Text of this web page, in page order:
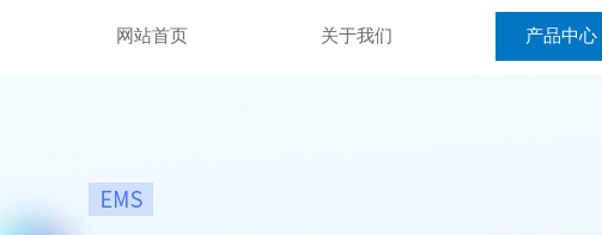
网站首页 关于我们 产品中心